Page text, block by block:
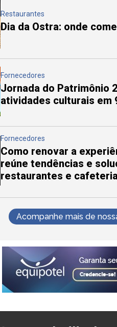
Restaurantes
Dia da Ostra: onde
Fornecedores
Jornada do Patrimônio
atividades culturais em
Fornecedores
Como renovar a
reúne tendências e
restaurantes e
Acompanhe mais de